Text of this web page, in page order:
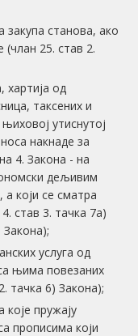
закупа станова, ако
(члан 25. став 2.
хартија од
таксених и
утиснутој
накнаде за
4. Закона - на
дељивим
а који се сматра
став 3. тачка 7а)
Закона);
услуга од
њима повезаних
тачка 6) Закона);
које пружају
прописима који